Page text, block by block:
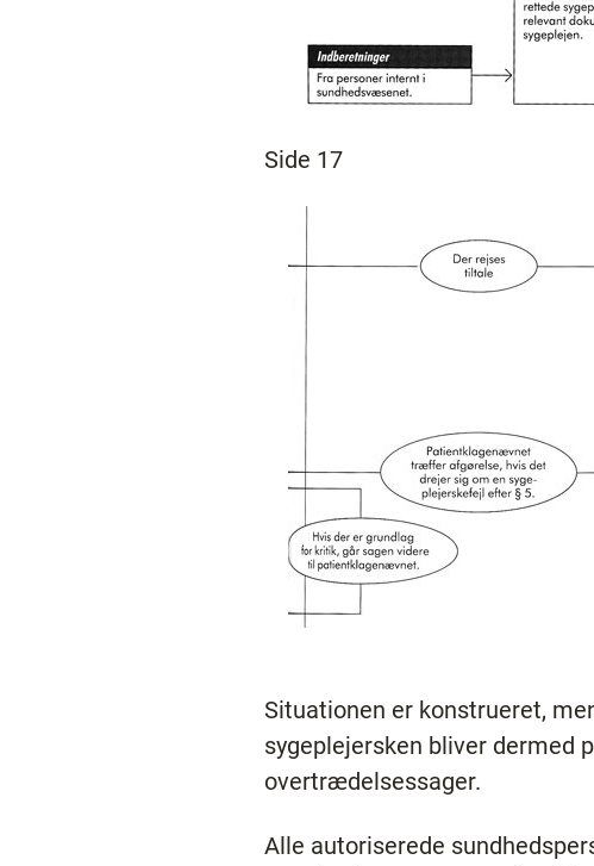
Side 17
Situationen er konstrueret,
sygeplejersken bliver dermed
overtrædelsessager.
Alle autoriserede